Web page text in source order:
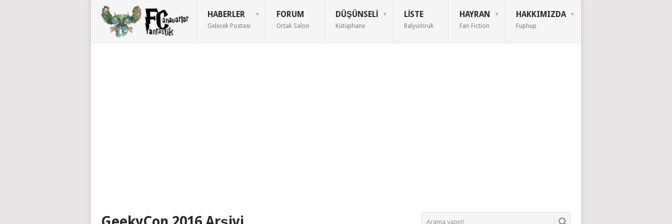
HABERLER
Gelecek Postası
FORUM
Ortak Salon
DÜŞÜNSELI
Kütüphane
LISTE
Balyumruk
HAYRAN
Fan Fiction
HAKKIMIZDA
Fuphup